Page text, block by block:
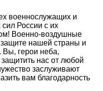
военнослужащих и
России с их
Военно-воздушные
нашей страны и
Вы, герои неба,
нас от любой
заслуживают
вам благодарность